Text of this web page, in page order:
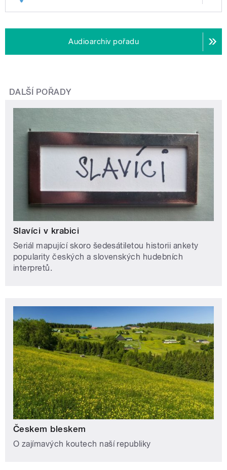
Audioarchiv pořadu
DALŠÍ POŘADY
Slavíci v krabici
Seriál mapující skoro šedesátiletou historii ankety
popularity českých a slovenských hudebních
interpretů.
Českem bleskem
O zajímavých koutech naší republiky